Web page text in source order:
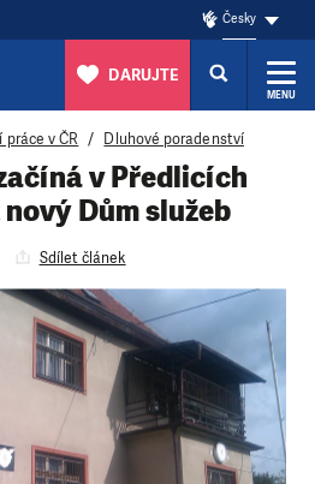
Česky
DARUJTE
MENU
práce v ČR Dluhové poradenství
v Předlicích
Dům služeb
Sdílet článek